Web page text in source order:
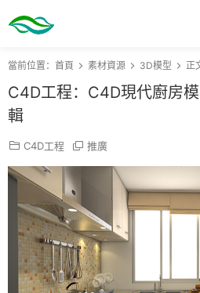
當前位置： 首頁 素材資源 3D模型 正
C4D工程：C4D現代廚房
輯
C4D工程 推廣